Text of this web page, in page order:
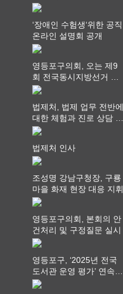
라권 현장설명회 개최
‘장애인 수험생‘위한 공직
온라인 설명회 공개
영등포구의회, 오는 제9
회 전국동시지방선거 ‧
"공직사회는 어느 때보다
를 지켜야 할 것"
법제처, 법제 업무 전반에
대한 체험과 진로 상담 기
회 제공
법제처 인사
조성명 강남구청장, 구룡
마을 화재 현장 대응 지휘
영등포구의회, 본회의 안
건처리 및 구정질문 실시
영등포구, ‘2025년 전국
도서관 운영 평가’ 연속
최고 영예 장관상에서 ‘대